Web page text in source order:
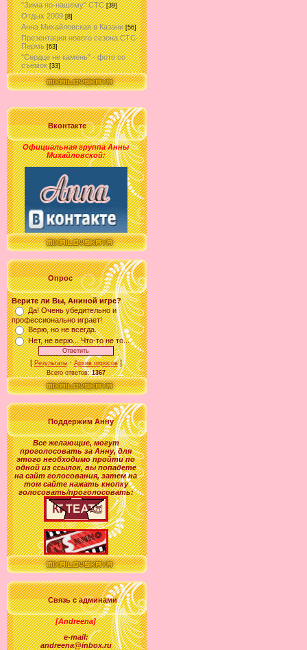
"Зима по-нашему" СТС [39]
Отдых 2009 [8]
Анна Михайловская в Казани [56]
Презентация нового сезона СТС-
Пермь [63]
"Сердце не камень" - фото со
съёмок [33]
Вконтакте
Официальная группа Анны
Михайловской:
Опрос
Верите ли Вы, Аниной игре?
Да! Очень убедительно и
профессионально играет!
Верю, но не всегда.
Нет, не верю... Что-то не то...
[Результаты·Архив опросов]
Всего ответов:1367
Поддержим Анну
Все желающие,могут
проголосовать заАнну, для
этого необходимо пройти по
одной из ссылок, вы попадете
на сайт голосования, затем на
том сайте нажать кнопку
голосовать/проголосовать:
Связь с админами
[Andreena]
e-mail:
andreena@inbox.ru